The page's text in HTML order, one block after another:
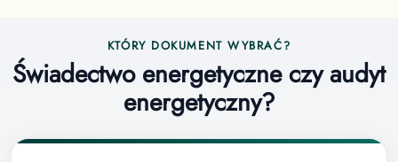
KTÓRY DOKUMENT WYBRAĆ?
Świadectwo energetyczne czy audyt
energetyczny?